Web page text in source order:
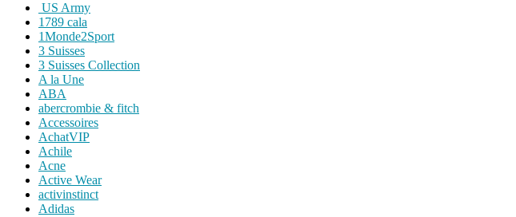
US Army
1789 cala
1Monde2Sport
3 Suisses
3 Suisses Collection
A la Une
ABA
abercrombie & fitch
Accessoires
AchatVIP
Achile
Acne
Active Wear
activinstinct
Adidas